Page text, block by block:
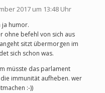
2017 um 13:48 Uhr
ja humor.
ohne befehl von sich aus
sitzt übermorgen im
sich schon was.
müsste das parlament
immunität aufheben. wer
:-))